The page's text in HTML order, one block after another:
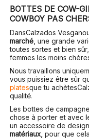
BOTTES DE COW-
COWBOY PAS
DansCalzados Vesga
marché, une grande
toutes sortes et bien
femmes les moins
Nous travaillons
vous puissiez être sûr
platesque tu achètes
qualité.
Les bottes de
chose à porter et avec
un accessoire de
matériaux, pour que